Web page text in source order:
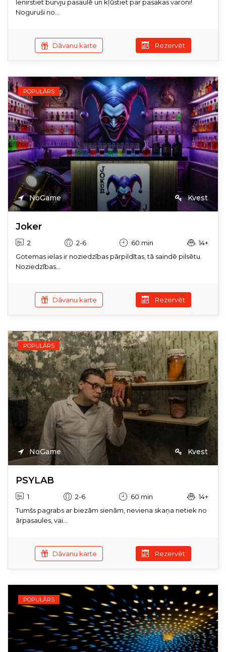
Ienirstiet burvju pasaulē un kļūstiet par pasakas varoni!
Noguruši no...
Dāvanu karte Rezervēt
POPULĀRS
NoGame Kvest
Joker
2 2-6 60 min
14+
Gotemas ielas ir noziedzības pārpildītas, tā saindē pilsētu.
Noziedzības...
Dāvanu karte Rezervēt
POPULĀRS
NoGame Kvest
PSYLAB
1 2-6 60 min
14+
Tumšs pagrabs ar biezām sienām, neviena skaņa netiek no
ārpasaules, vai...
Dāvanu karte Rezervēt
POPULĀRS